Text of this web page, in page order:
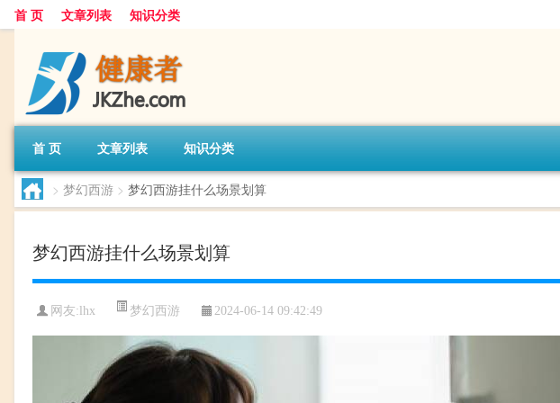
首 页 文章列表 知识分类
首 页 文章列表 知识分类
> 梦幻西游 > 梦幻西游挂什么场景划算
梦幻西游挂什么场景划算
网友: lhx 梦幻西游 2024-06-14 09:42:49